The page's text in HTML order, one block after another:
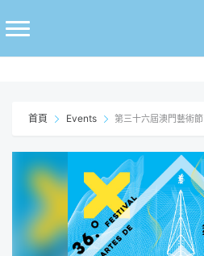
至
首頁 Events 第三十六屆澳門藝術節